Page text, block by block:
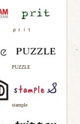
ｐｒｉｔ
PUZZLE
stample